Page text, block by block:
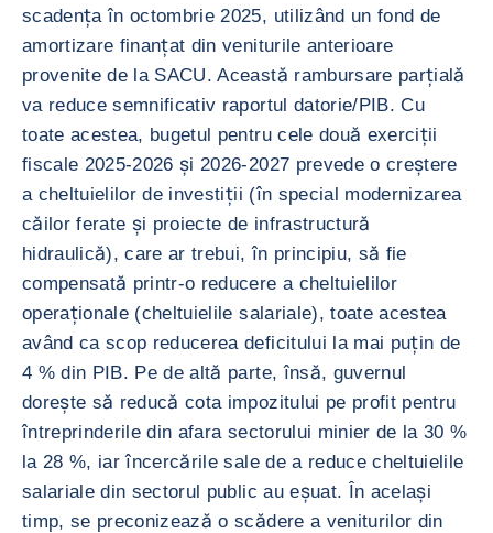
scadența în octombrie 2025, utilizând un fond de
amortizare finanțat din veniturile anterioare
provenite de la SACU. Această rambursare parțială
va reduce semnificativ raportul datorie/PIB. Cu
toate acestea, bugetul pentru cele două exerciții
fiscale 2025-2026 și 2026-2027 prevede o creștere
a cheltuielilor de investiții (în special modernizarea
căilor ferate și proiecte de infrastructură
hidraulică), care ar trebui, în principiu, să fie
compensată printr-o reducere a cheltuielilor
operaționale (cheltuielile salariale), toate acestea
având ca scop reducerea deficitului la mai puțin de
4 % din PIB. Pe de altă parte, însă, guvernul
dorește să reducă cota impozitului pe profit pentru
întreprinderile din afara sectorului minier de la 30 %
la 28 %, iar încercările sale de a reduce cheltuielile
salariale din sectorul public au eșuat. În același
timp, se preconizează o scădere a veniturilor din